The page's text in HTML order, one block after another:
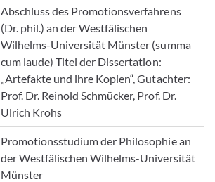
Abschluss des Promotionsverfahrens
(Dr. phil.) an der Westfälischen
Wilhelms-Universität Münster (summa
cum laude) Titel der Dissertation:
„Artefakte und ihre Kopien“, Gutachter:
Prof. Dr. Reinold Schmücker, Prof. Dr.
Ulrich Krohs
Promotionsstudium der Philosophie an
der Westfälischen Wilhelms-Universität
Münster